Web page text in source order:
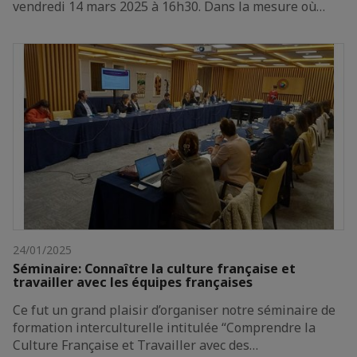
vendredi 14 mars 2025 à 16h30. Dans la mesure où…
24/01/2025
Séminaire: Connaître la culture française et
travailler avec les équipes françaises
Ce fut un grand plaisir d’organiser notre séminaire de
formation interculturelle intitulée “Comprendre la
Culture Française et Travailler avec des…